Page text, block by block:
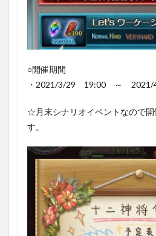
1.2.4
ダマス
カス骸
晶等の
報酬
1.3
スト
進行
周回
（戦
貨や
召喚
石、
武器
集
め）
○開催期間
・2021/3/29 19:00 ～
☆月末シナリオイベントなので
す。